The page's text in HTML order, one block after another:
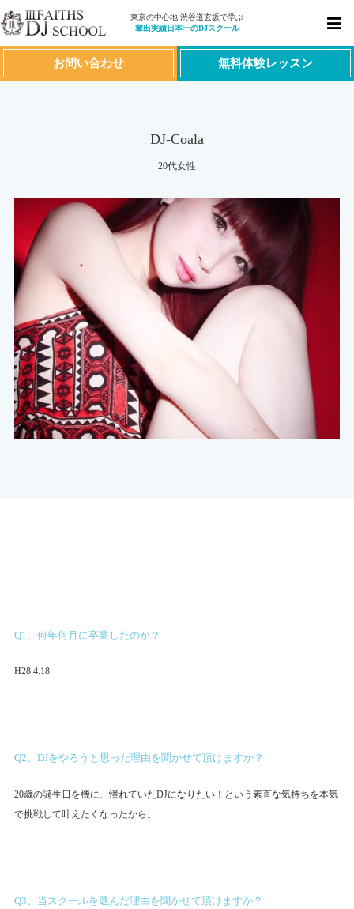
東京の中心地 渋谷道玄坂で学ぶ
輩出実績日本一のDJスクール
お問い合わせ 無料体験レッスン
DJ-Coala
20代女性
Q1、何年何月に卒業したのか？
H28.4.18
Q2、DJをやろうと思った理由を聞かせて頂けますか？
20歳の誕生日を機に、憧れていたDJになりたい！という素直な気持ちを本気
で挑戦して叶えたくなったから。
Q3、当スクールを選んだ理由を聞かせて頂けますか？